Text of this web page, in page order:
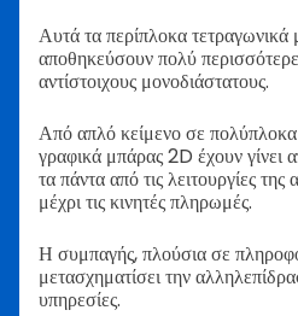
Αυτά τα περίπλοκα τετραγωνικά
αποθηκεύσουν πολύ
αντίστοιχους μονοδιάστατους.
Από απλό κείμενο σε
γραφικά μπάρας 2D έχουν γίνει
τα πάντα από τις λειτουργίες
μέχρι τις κινητές πληρωμές.
Η συμπαγής, πλούσια σε
μετασχηματίσει την
υπηρεσίες.